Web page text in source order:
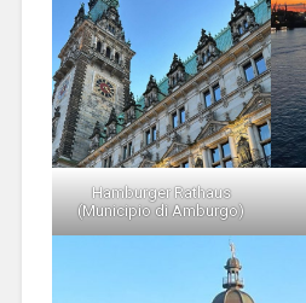
Hamburger Rathaus
(Municipio di Amburgo)